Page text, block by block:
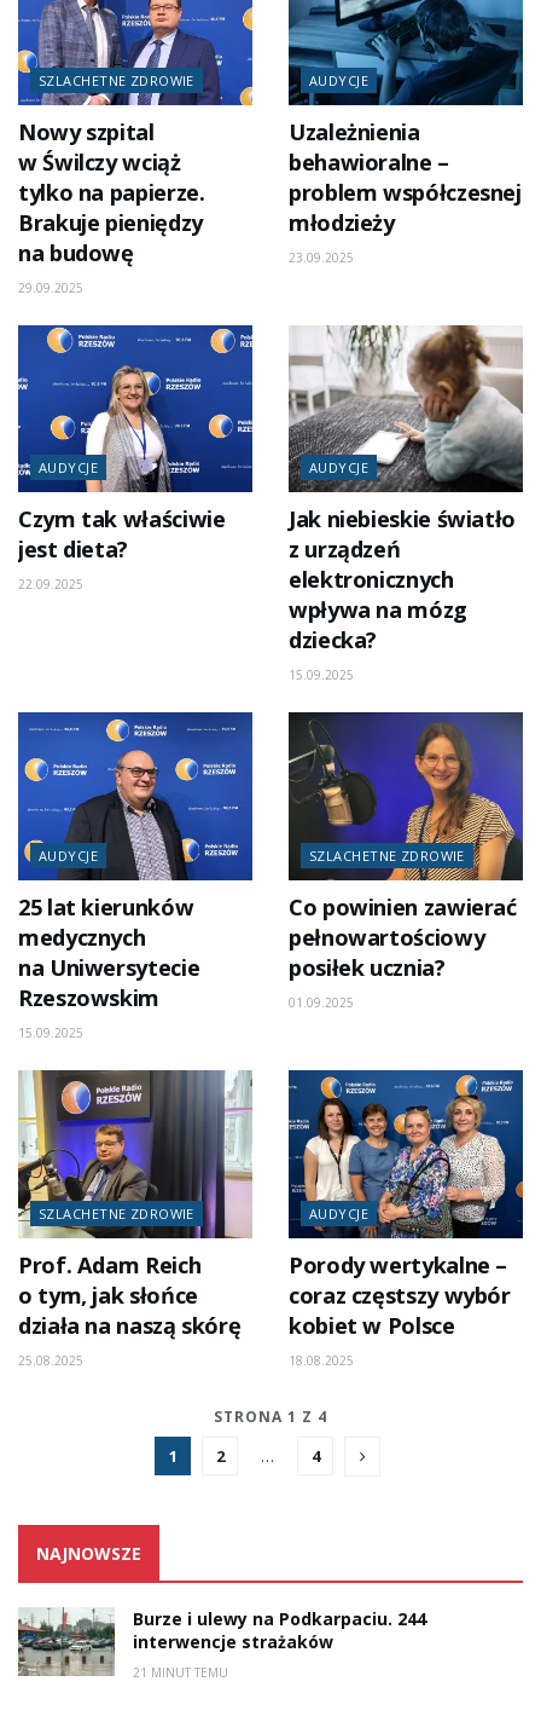
SZLACHETNE ZDROWIE
Nowy szpital
w Świlczy wciąż
tylko na papierze.
Brakuje pieniędzy
na budowę
29.09.2025
AUDYCJE
Uzależnienia
behawioralne –
problem współczesnej
młodzieży
23.09.2025
AUDYCJE
Czym tak właściwie
jest dieta?
22.09.2025
AUDYCJE
Jak niebieskie światło
z urządzeń
elektronicznych
wpływa na mózg
dziecka?
15.09.2025
AUDYCJE
25 lat kierunków
medycznych
na Uniwersytecie
Rzeszowskim
15.09.2025
SZLACHETNE ZDROWIE
Co powinien zawierać
pełnowartościowy
posiłek ucznia?
01.09.2025
SZLACHETNE ZDROWIE
Prof. Adam Reich
o tym, jak słońce
działa na naszą skórę
25.08.2025
AUDYCJE
Porody wertykalne –
coraz częstszy wybór
kobiet w Polsce
18.08.2025
STRONA 1 Z 4
1 2 … 4
NAJNOWSZE
Burze i ulewy na Podkarpaciu. 244
interwencje strażaków
21 MINUT TEMU